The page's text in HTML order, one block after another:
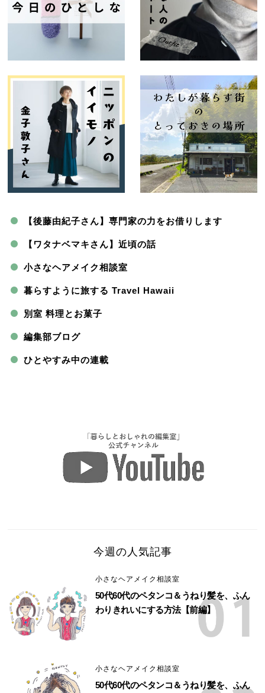
【後藤由紀子さん】専門家の力をお借りします
【ワタナベマキさん】近頃の話
小さなヘアメイク相談室
暮らすように旅する Travel Hawaii
別室 料理とお菓子
編集部ブログ
ひとやすみ中の連載
今週の人気記事
小さなヘアメイク相談室
50代60代のペタンコ＆うねり髪を、ふん
わりきれいにする方法【前編】
小さなヘアメイク相談室
50代60代のペタンコ＆うねり髪を、ふん